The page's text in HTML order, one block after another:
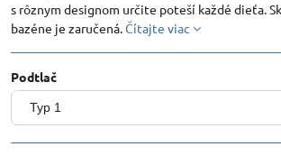
s rôznym designom určite poteší každé dieťa.
bazéne je zaručená.Čítajte viac
Podtlač